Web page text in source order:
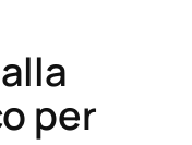
per